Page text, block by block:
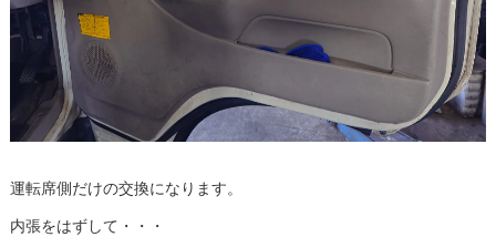
運転席側だけの交換になります。
内張をはずして・・・